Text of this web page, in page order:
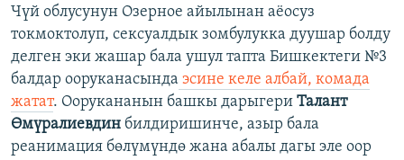
Чүй облусунун Озерное айылынан аёосуз
токмоктолуп, сексуалдык зомбулукка дуушар болду
делген эки жашар бала ушул тапта Бишкектеги №3
балдар ооруканасында эсине келе албай, комада
жатат. Оорукананын башкы дарыгери Талант
Өмүралиевдин билдиришинче, азыр бала
реанимация бөлүмүндө жана абалы дагы эле оор